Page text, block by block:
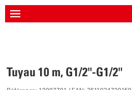
Tuyau 10 m, G1/2"-G1/2"